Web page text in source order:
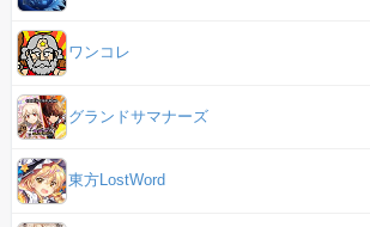
ワンコレ
グランドサマナーズ
東方LostWord